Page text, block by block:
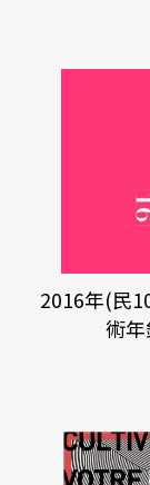
2016年(民
術